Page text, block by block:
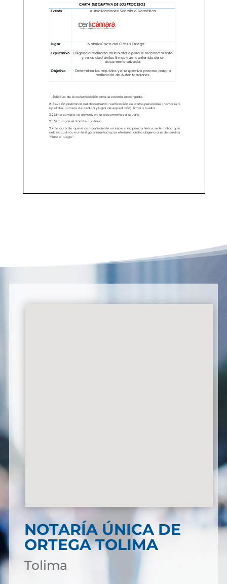
NOTARÍA ÚNICA DE
ORTEGA TOLIMA
Tolima